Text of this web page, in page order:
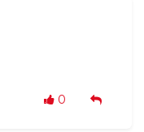
0